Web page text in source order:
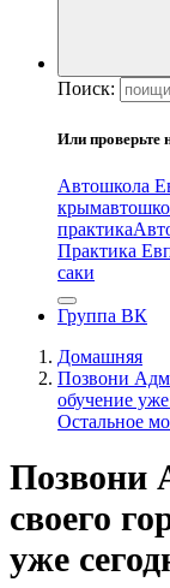
Поиск:
Или проверьте
Автошкола
крым
практика
Практика
саки
Группа ВК
Домашняя
Позвони
обучение
Остальное
Позвони
своего
уже